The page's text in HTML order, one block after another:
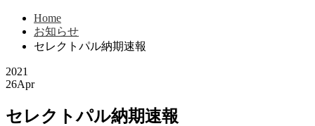
Home
お知らせ
セレクトパル納期速報
2021
26Apr
セレクトパル納期速報